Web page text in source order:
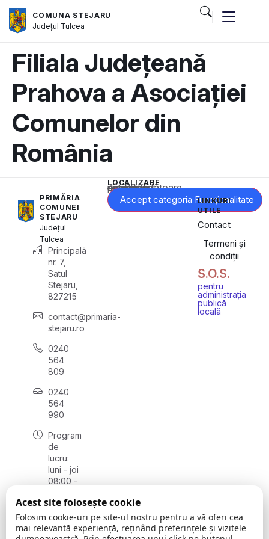
COMUNA STEJARU
Județul Tulcea
Filiala Județeană
Prahova a Asociației
Comunelor din
România
PRIMĂRIA
COMUNEI
STEJARU
Județul
Tulcea
Principală
nr. 7,
Satul
Stejaru,
827215
contact@primaria-
stejaru.ro
0240
564
809
0240
564
990
Program
de
lucru:
luni - joi
08:00 -
vineri
08:00 -
14:00
LOCALIZARE
Acest conținut este blocat până când acceptați categoria corespunzătoare de cookie-uri.
Accept categoria Funcționalitate
LINKURI
UTILE
Contact
Termeni și
condiții
S.O.S.
pentru
administrația
publică
locală
Acest site folosește cookie
Folosim cookie-uri pe site-ul nostru pentru a vă oferi cea
mai relevantă experiență, reținând preferințele și vizitele